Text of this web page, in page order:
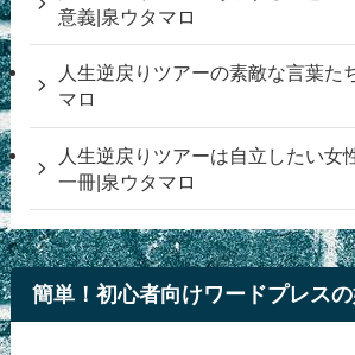
意義|泉ウタマロ
人生逆戻りツアーの素敵な言葉た
マロ
人生逆戻りツアーは自立したい女
一冊|泉ウタマロ
簡単！初心者向けワードプレス